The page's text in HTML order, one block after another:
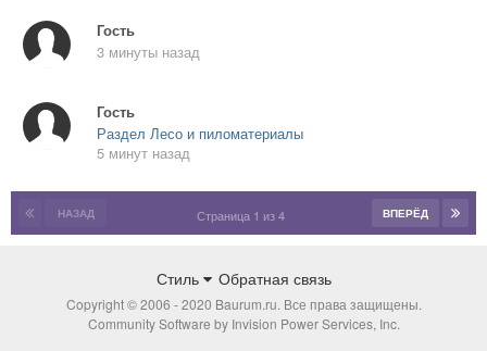
Гость
3 минуты назад
Гость
Раздел Лесо и пиломатериалы
5 минут назад
НАЗАД ВПЕРЁД
Страница 1 из 4
Стиль Обратная связь
Copyright © 2006 - 2020 Baurum.ru. Все права защищены.
Community Software by Invision Power Services, Inc.